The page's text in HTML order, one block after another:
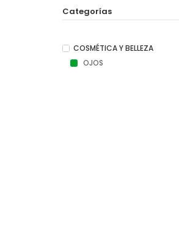
Categorías
COSMÉTICA Y BELLEZA
OJOS